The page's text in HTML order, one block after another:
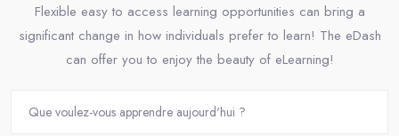
Flexible easy to access learning opportunities can bring a
significant change in how individuals prefer to learn! The eDash
can offer you to enjoy the beauty of eLearning!